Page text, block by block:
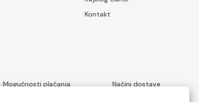
Kontakt
Mogućnosti plaćanja Načini dostave